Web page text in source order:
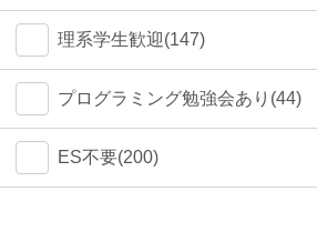
理系学生歓迎(147)
プログラミング勉強会あり(44)
ES不要(200)